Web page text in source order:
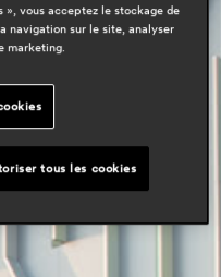
vous acceptez le stockage de
navigation sur le site, analyser
marketing.
tous les cookies